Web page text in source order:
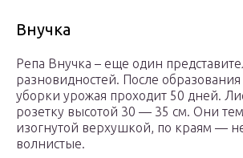
Внучка
Репа Внучка – еще один
разновидностей. После образования
уборки урожая проходит 50 дней.
розетку высотой 30 — 35 см. Они
изогнутой верхушкой, по краям —
волнистые.